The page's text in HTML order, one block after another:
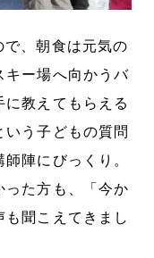
、朝食は元気の
ー場へ向かうバ
教えてもらえる
う子どもの質問
陣にびっくり。
た方も、「今か
聞こえてきまし